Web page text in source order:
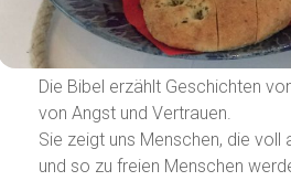
Die Bibel erzählt Geschichten
von Angst und Vertrauen.
Sie zeigt uns Menschen, die voll
und so zu freien Menschen